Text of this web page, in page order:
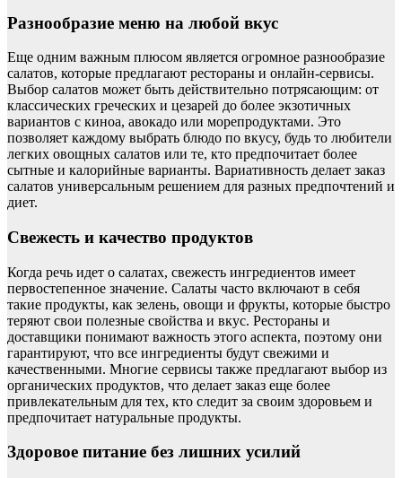
Разнообразие меню на любой вкус
Еще одним важным плюсом является огромное разнообразие
салатов, которые предлагают рестораны и онлайн-сервисы.
Выбор салатов может быть действительно потрясающим: от
классических греческих и цезарей до более экзотичных
вариантов с киноа, авокадо или морепродуктами. Это
позволяет каждому выбрать блюдо по вкусу, будь то любители
легких овощных салатов или те, кто предпочитает более
сытные и калорийные варианты. Вариативность делает заказ
салатов универсальным решением для разных предпочтений и
диет.
Свежесть и качество продуктов
Когда речь идет о салатах, свежесть ингредиентов имеет
первостепенное значение. Салаты часто включают в себя
такие продукты, как зелень, овощи и фрукты, которые быстро
теряют свои полезные свойства и вкус. Рестораны и
доставщики понимают важность этого аспекта, поэтому они
гарантируют, что все ингредиенты будут свежими и
качественными. Многие сервисы также предлагают выбор из
органических продуктов, что делает заказ еще более
привлекательным для тех, кто следит за своим здоровьем и
предпочитает натуральные продукты.
Здоровое питание без лишних усилий